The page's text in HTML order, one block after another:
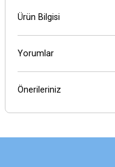
Ürün Bilgisi
Yorumlar
Önerileriniz